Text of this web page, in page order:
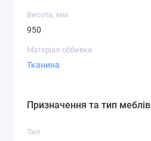
Висота, мм
950
Матеріал оббивки
Тканина
Призначення та тип меблів
Тип